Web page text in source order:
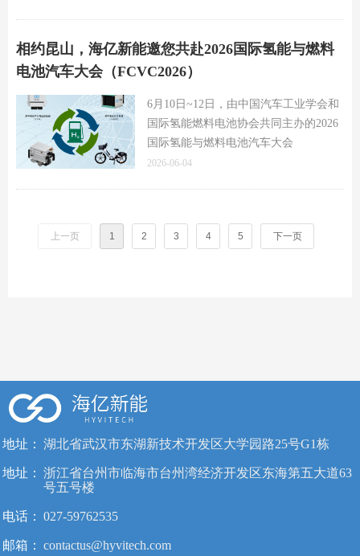
相约昆山，海亿新能邀您共赴2026国际氢能与燃料
电池汽车大会（FCVC2026）
6月10日~12日，由中国汽车工业学会和
国际氢能燃料电池协会共同主办的2026
国际氢能与燃料电池汽车大会
（FCVC2026）将在江苏昆山召开，海
2026-06-04
上一页 1 2 3 4 5 下一页
地址： 湖北省武汉市东湖新技术开发区大学园路25号G1栋
地址： 浙江省台州市临海市台州湾经济开发区东海第五大道63
号五号楼
电话： 027-59762535
邮箱： contactus@hyvitech.com